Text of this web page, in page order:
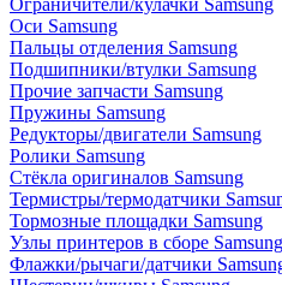
Ограничители/кулачки Samsung
Оси Samsung
Пальцы отделения Samsung
Подшипники/втулки Samsung
Прочие запчасти Samsung
Пружины Samsung
Редукторы/двигатели Samsung
Ролики Samsung
Стёкла оригиналов Samsung
Термистры/термодатчики
Тормозные площадки Samsung
Узлы принтеров в сборе Samsung
Флажки/рычаги/датчики